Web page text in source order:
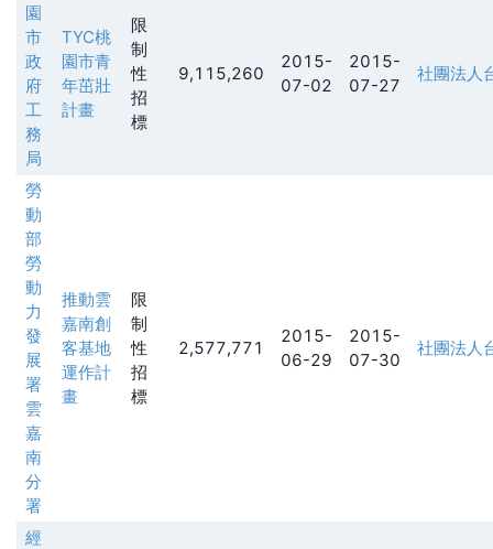
園
市
政
府
工
務
局
TYC桃
園市青
年茁壯
計畫
限
制
性
招
標
9,115,260
2015-
07-02
2015-
07-27
社團法人
勞
動
部
勞
動
力
發
展
署
雲
嘉
南
分
署
推動雲
嘉南創
客基地
運作計
畫
限
制
性
招
標
2,577,771
2015-
06-29
2015-
07-30
社團法人
經